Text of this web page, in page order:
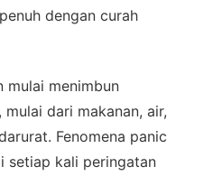
dengan curah
mulai menimbun
dari makanan, air,
Fenomena panic
setiap kali peringatan